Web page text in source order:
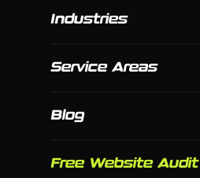
Industries
Service Areas
Blog
Free Website Audit